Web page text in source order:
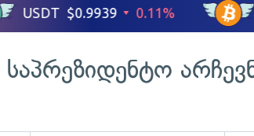
საპრეზიდენტო